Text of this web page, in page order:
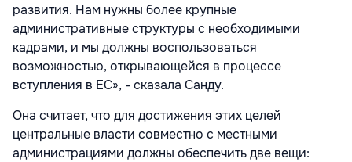
развития. Нам нужны более крупные
административные структуры с необходимыми
кадрами, и мы должны воспользоваться
возможностью, открывающейся в процессе
вступления в ЕС», - сказала Санду.
Она считает, что для достижения этих целей
центральные власти совместно с местными
администрациями должны обеспечить две вещи: